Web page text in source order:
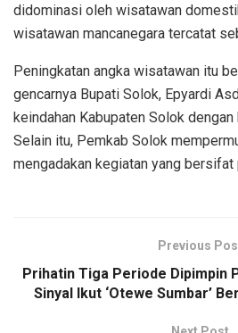
didominasi oleh wisatawan
wisatawan mancanegara tercatat
Peningkatan angka wisatawan itu
gencarnya Bupati Solok, Epyardi
keindahan Kabupaten Solok
Selain itu, Pemkab Solok
mengadakan kegiatan yang bersifat
Previous
Prihatin Tiga Periode Dipimpin
Sinyal Ikut ‘Otewe Sumbar’